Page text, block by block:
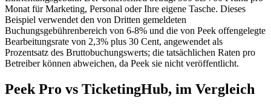
Monat für Marketing, Personal oder Ihre eigene Tasche. Dieses
Beispiel verwendet den von Dritten gemeldeten
Buchungsgebührenbereich von 6-8% und die von Peek offengelegte
Bearbeitungsrate von 2,3% plus 30 Cent, angewendet als
Prozentsatz des Bruttobuchungswerts; die tatsächlichen Raten pro
Betreiber können abweichen, da Peek sie nicht veröffentlicht.
Peek Pro vs TicketingHub, im Vergleich